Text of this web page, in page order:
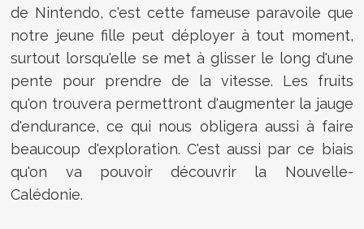
de Nintendo, c'est cette fameuse paravoile que
notre jeune fille peut déployer à tout moment,
surtout lorsqu'elle se met à glisser le long d'une
pente pour prendre de la vitesse. Les fruits
qu'on trouvera permettront d'augmenter la jauge
d'endurance, ce qui nous obligera aussi à faire
beaucoup d'exploration. C'est aussi par ce biais
qu'on va pouvoir découvrir la Nouvelle-
Calédonie.